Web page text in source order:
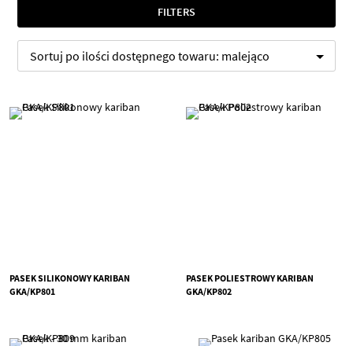
FILTERS
Sortuj po ilości dostępnego towaru: malejąco
PASEK SILIKONOWY KARIBAN
GKA/KP801
PASEK POLIESTROWY KARIBAN
GKA/KP802